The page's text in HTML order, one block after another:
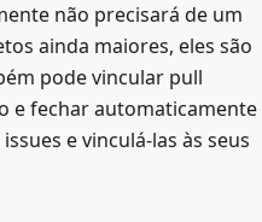
não precisará de um
ainda maiores, eles são
pode vincular pull
e fechar automaticamente
e vinculá-las às seus